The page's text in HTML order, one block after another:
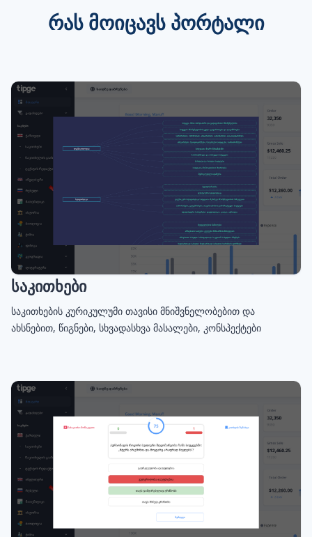
ᲠᲐᲡ ᲛᲝᲘᲪᲐᲕᲡ ᲞᲝᲠᲢᲐᲚᲘ
საკითხები
საკითხების კურიკულუმი თავისი მნიშვნელობებით და
ახსნებით, წიგნები, სხვადასხვა მასალები, კონსპექტები